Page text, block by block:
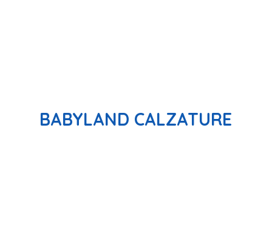
BABYLAND CALZATURE